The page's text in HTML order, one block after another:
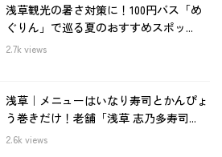
浅草観光の暑さ対策に！100円バス「め
ぐりん」で巡る夏のおすすめスポッ...
2.7k views
浅草｜メニューはいなり寿司とかんぴょ
う巻きだけ！老舗「浅草 志乃多寿司...
2.6k views